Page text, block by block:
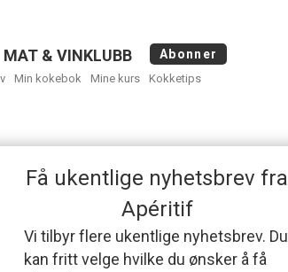
MAT & VINKLUBB Abonner
Min kokebok Mine kurs Kokketips
Få ukentlige nyhetsbrev fra
Apéritif
Vi tilbyr flere ukentlige nyhetsbrev. Du
kan fritt velge hvilke du ønsker å få